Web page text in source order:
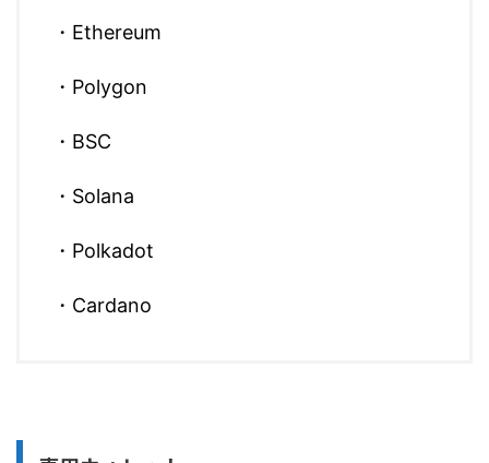
・Ethereum
・Polygon
・BSC
・Solana
・Polkadot
・Cardano